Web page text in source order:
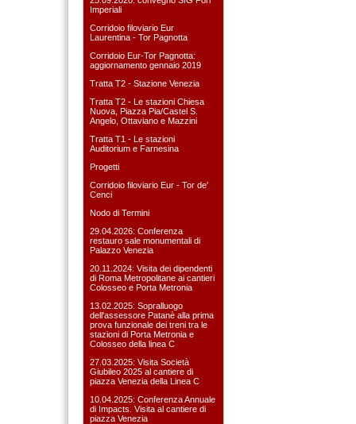
Imperiali
Corridoio filoviario Eur
Laurentina - Tor Pagnotta
Corridoio Eur-Tor Pagnotta:
aggiornamento gennaio 2019
Tratta T2 - Stazione Venezia
Tratta T2 - Le stazioni Chiesa
Nuova, Piazza Pia/Castel S.
Angelo, Ottaviano e Mazzini
Tratta T1 - Le stazioni
Auditorium e Farnesina
Progetti
Corridoio filoviario Eur - Tor de'
Cenci
Nodo di Termini
29.04.2026: Conferenza
restauro sale monumentali di
Palazzo Venezia
20.11.2024: Visita dei dipendenti
di Roma Metropolitane ai cantieri
Colosseo e Porta Metronia
13.02.2025: Sopralluogo
dell'assessore Patanè alla prima
prova funzionale dei treni tra le
stazioni di Porta Metronia e
Colosseo della linea C
27.03.2025: Visita Società
Giubileo 2025 al cantiere di
piazza Venezia della Linea C
10.04.2025: Conferenza Annuale
di Impacts. Visita al cantiere di
piazza Venezia